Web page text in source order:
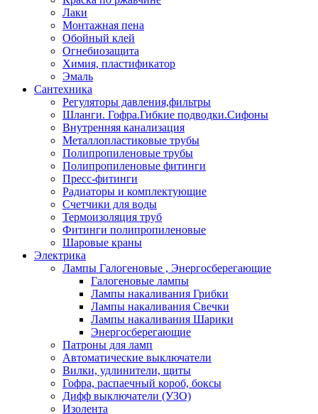
Лаки
Монтажная пена
Обойный клей
Огнебиозащита
Химия, пластификатор
Эмаль
Сантехника
Регуляторы давления,фильтры
Шланги. Гофра.Гибкие подводки.Сифоны
Внутренняя канализация
Металлопластиковые трубы
Полипропиленовые трубы
Полипропиленовые фитинги
Пресс-фитинги
Радиаторы и комплектующие
Счетчики для воды
Термоизоляция труб
Фитинги полипропиленовые
Шаровые краны
Электрика
Лампы Галогеновые , Энергосберегающие
Галогеновые лампы
Лампы накаливания Грибки
Лампы накаливания Свечки
Лампы накаливания Шарики
Энергосберегающие
Патроны для ламп
Автоматические выключатели
Вилки, удлинители, щиты
Гофра, распаечный короб, боксы
Дифф выключатели (УЗО)
Изолента